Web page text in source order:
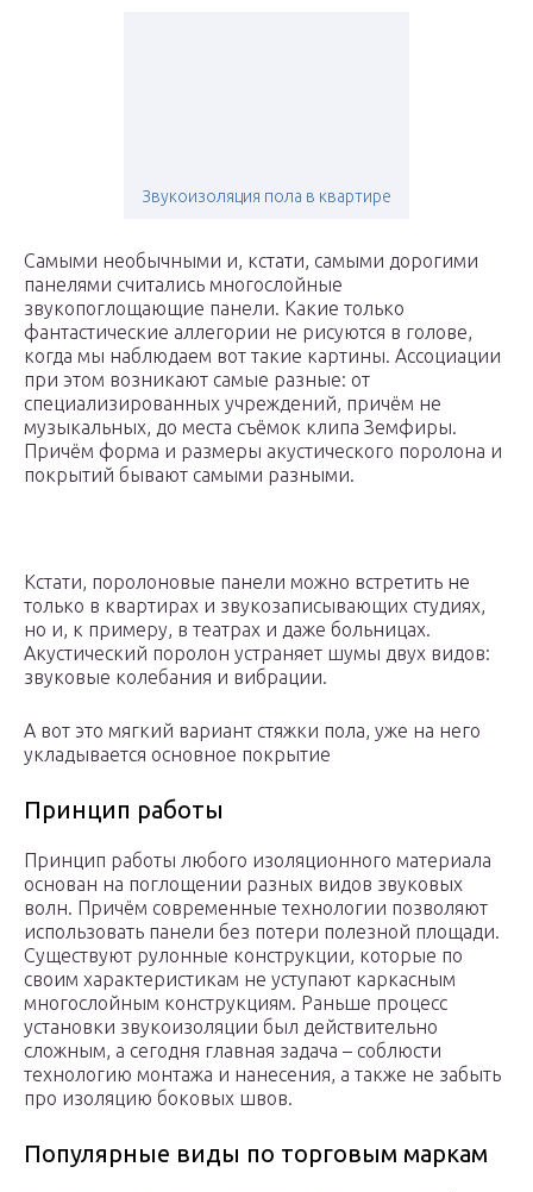
Звукоизоляция пола в квартире
Самыми необычными и, кстати, самыми дорогими
панелями считались многослойные
звукопоглощающие панели. Какие только
фантастические аллегории не рисуются в голове,
когда мы наблюдаем вот такие картины. Ассоциации
при этом возникают самые разные: от
специализированных учреждений, причём не
музыкальных, до места съёмок клипа Земфиры.
Причём форма и размеры акустического поролона и
покрытий бывают самыми разными.
Кстати, поролоновые панели можно встретить не
только в квартирах и звукозаписывающих студиях,
но и, к примеру, в театрах и даже больницах.
Акустический поролон устраняет шумы двух видов:
звуковые колебания и вибрации.
А вот это мягкий вариант стяжки пола, уже на него
укладывается основное покрытие
Принцип работы
Принцип работы любого изоляционного материала
основан на поглощении разных видов звуковых
волн. Причём современные технологии позволяют
использовать панели без потери полезной площади.
Существуют рулонные конструкции, которые по
своим характеристикам не уступают каркасным
многослойным конструкциям. Раньше процесс
установки звукоизоляции был действительно
сложным, а сегодня главная задача – соблюсти
технологию монтажа и нанесения, а также не забыть
про изоляцию боковых швов.
Популярные виды по торговым маркам